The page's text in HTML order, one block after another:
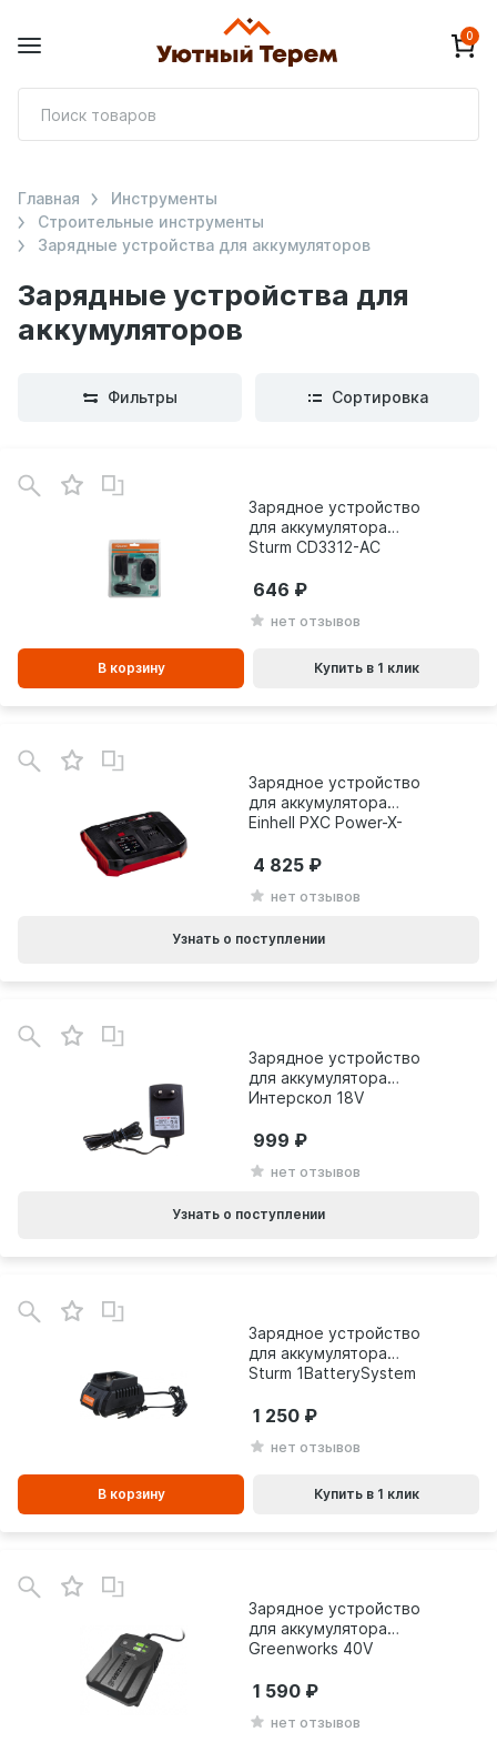
0
Зарядные устройства для
аккумуляторов
Главная
Инструменты
Строительные инструменты
Зарядные устройства для аккумуляторов
Фильтры Сортировка
Зарядное устройство
для аккумулятора
Sturm CD3312-AC
нет отзывов
646
В корзину Купить в 1 клик
Зарядное устройство
для аккумулятора
Einhell PXC Power-X-
4512064
нет отзывов
4 825
Узнать о поступлении
Зарядное устройство
для аккумулятора
Интерскол 18V
нет отзывов
999
Узнать о поступлении
Зарядное устройство
для аккумулятора
Sturm 1BatterySystem
нет отзывов
1 250
В корзину Купить в 1 клик
Зарядное устройство
для аккумулятора
Greenworks 40V
нет отзывов
1 590